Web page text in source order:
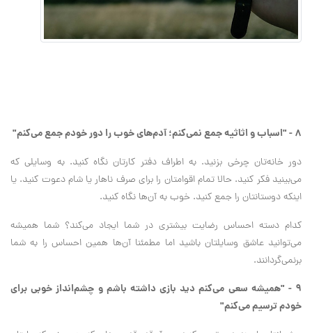
۸ - "اسباب و اثاثیه جمع نمی‌کنم؛ آدم‌های خوب را دور خودم جمع می‌کنم"
دور خانه‌تان چرخی بزنید. به اطراف دفتر کارتان نگاه کنید. به وسایلی که
می‌بینید فکر کنید. حالا تمام اقوامتان را برای صرف ناهار یا شام دعوت کنید. یا
اینکه دوستانتان را جمع کنید. خوب به آن‌ها نگاه کنید.
کدام دسته احساس رضایت بیشتری در شما ایجاد می‌کند؟ شما همیشه
می‌توانید عاشق وسایلتان باشید اما مطمئنا آن‌ها همین احساس را به شما
برنمی‌گردانند.
۹ - "همیشه سعی می‌کنم دید بازی داشته باشم و چشم‌انداز خوبی برای
خودم ترسیم می‌کنم"